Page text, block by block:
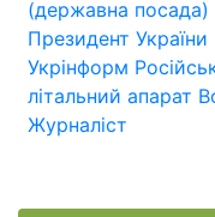
(державна посада)
Президент України
Укрінформ
літальний апарат
Журналіст